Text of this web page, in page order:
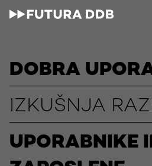
DOBRA
IZKUŠNJA
UPORABNIKE